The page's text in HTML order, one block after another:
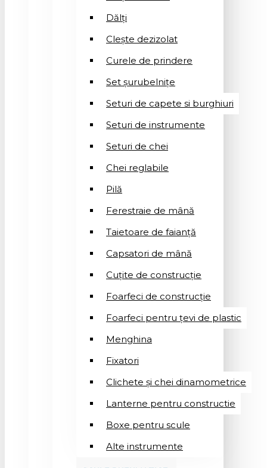
Dălți
Clește dezizolat
Curele de prindere
Set șurubelnițe
Seturi de capete si burghiuri
Seturi de instrumente
Seturi de chei
Chei reglabile
Pilă
Ferestraie de mână
Taietoare de faianță
Capsatori de mână
Cuțite de construcție
Foarfeci de construcție
Foarfeci pentru țevi de plastic
Menghina
Fixatori
Clichete și chei dinamometrice
Lanterne pentru constructie
Boxe pentru scule
Alte instrumente